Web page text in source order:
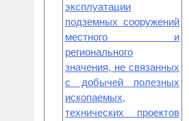
эксплуатации
подземных сооружений
местного и
регионального
значения, не связанных
с добычей полезных
ископаемых,
технических проектов